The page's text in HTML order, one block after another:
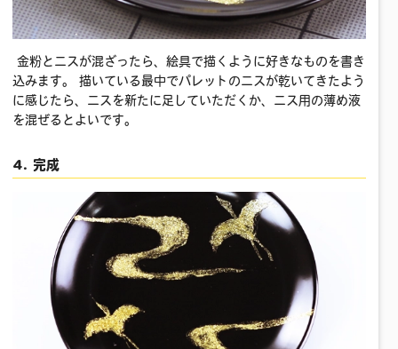
金粉とニスが混ざったら、絵具で描くように好きなものを書き
込みます。 描いている最中でパレットのニスが乾いてきたよう
に感じたら、ニスを新たに足していただくか、ニス用の薄め液
を混ぜるとよいです。
4. 完成